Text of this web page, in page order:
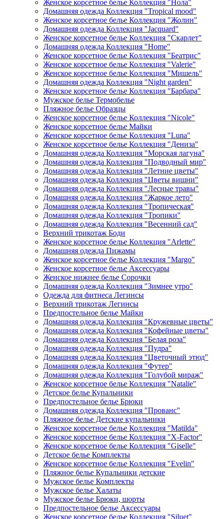
Женское корсетное белье Коллекция "Нола"
Домашняя одежда Коллекция "Tropical mood"
Женское корсетное белье Коллекция "Жолин"
Домашняя одежда Коллекция "Jacquard"
Женское корсетное белье Коллекция "Скарлет"
Домашняя одежда Коллекция "Home"
Женское корсетное белье Коллекция "Беатрис"
Женское корсетное белье Коллекция "Valerie"
Женское корсетное белье Коллекция "Мишель"
Домашняя одежда Коллекция "Night garden"
Женское корсетное белье Коллекция "Барбара"
Мужское белье Термобелье
Пляжное белье Образцы
Женское корсетное белье Коллекция "Nicole"
Женское корсетное белье Майки
Женское корсетное белье Коллекция "Luna"
Женское корсетное белье Коллекция "Дениза"
Домашняя одежда Коллекция "Морская лагуна"
Домашняя одежда Коллекция "Подводный мир"
Домашняя одежда Коллекция "Летние цветы"
Домашняя одежда Коллекция "Цветы вишни"
Домашняя одежда Коллекция "Лесные травы"
Домашняя одежда Коллекция "Жаркое лето"
Домашняя одежда Коллекция "Тропическая"
Домашняя одежда Коллекция "Тропики"
Домашняя одежда Коллекция "Весенний сад"
Верхний трикотаж Боди
Женское корсетное белье Коллекция "Arlette"
Домашняя одежда Пижамы
Женское корсетное белье Коллекция "Margo"
Женское корсетное белье Аксессуары
Женское нижнее белье Сорочки
Домашняя одежда Коллекция "Зимнее утро"
Одежда для фитнеса Легинсы
Верхний трикотаж Легинсы
Предпостельное белье Майки
Домашняя одежда Коллекция "Кружевные цветы"
Домашняя одежда Коллекция "Кофейные цветы"
Домашняя одежда Коллекция "Белая роза"
Домашняя одежда Коллекция "Пудра"
Домашняя одежда Коллекция "Цветочный этюд"
Домашняя одежда Коллекция "Футер"
Домашняя одежда Коллекция "Голубой мираж"
Женское корсетное белье Коллекция "Natalie"
Детское белье Купальники
Предпостельное белье Брюки
Домашняя одежда Коллекция "Прованс"
Пляжное белье Детские купальники
Женское корсетное белье Коллекция "Matilda"
Женское корсетное белье Коллекция "X-Factor"
Женское корсетное белье Коллекция "Giselle"
Детское белье Комплекты
Женское корсетное белье Коллекция "Evelin"
Пляжное белье Купальники детские
Мужское белье Комплекты
Мужское белье Халаты
Мужское белье Брюки, шорты
Предпостельное белье Аксессуары
Женское корсетное белье Коллекция "Siluet"